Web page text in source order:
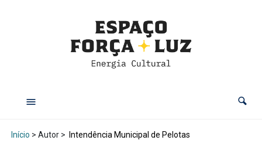
Início > Autor > Intendência Municipal de Pelotas